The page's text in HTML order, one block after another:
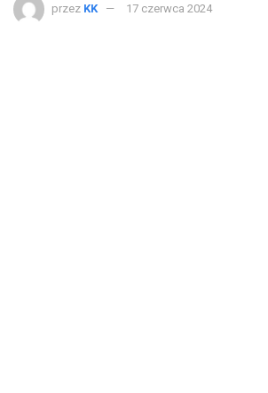
przez KK 17 czerwca 2024